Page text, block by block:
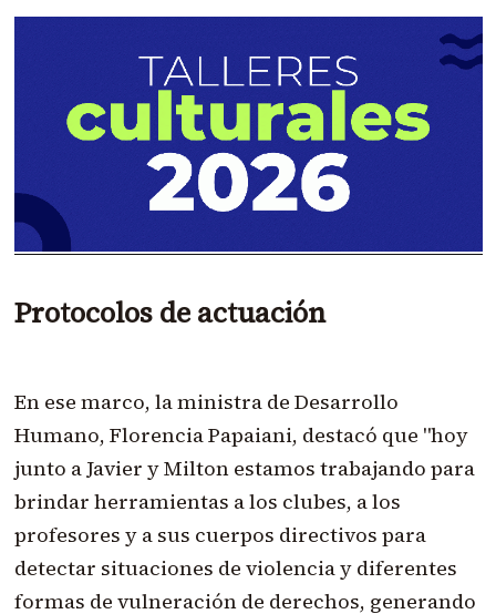
Protocolos de actuación
En ese marco, la ministra de Desarrollo
Humano, Florencia Papaiani, destacó que "hoy
junto a Javier y Milton estamos trabajando para
brindar herramientas a los clubes, a los
profesores y a sus cuerpos directivos para
detectar situaciones de violencia y diferentes
formas de vulneración de derechos, generando